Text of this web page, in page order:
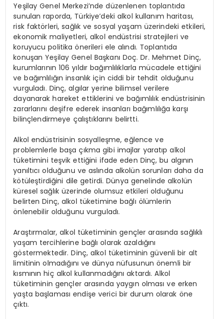
Yeşilay Genel Merkezi’nde düzenlenen toplantıda
sunulan raporda, Türkiye’deki alkol kullanım haritası,
risk faktörleri, sağlık ve sosyal yaşam üzerindeki etkileri,
ekonomik maliyetleri, alkol endüstrisi stratejileri ve
koruyucu politika önerileri ele alındı. Toplantıda
konuşan Yeşilay Genel Başkanı Doç. Dr. Mehmet Dinç,
kurumlarının 106 yıldır bağımlılıklarla mücadele ettiğini
ve bağımlılığın insanlık için ciddi bir tehdit olduğunu
vurguladı. Dinç, algılar yerine bilimsel verilere
dayanarak hareket ettiklerini ve bağımlılık endüstrisinin
zararlarını deşifre ederek insanları bağımlılığa karşı
bilinçlendirmeye çalıştıklarını belirtti.
Alkol endüstrisinin sosyalleşme, eğlence ve
problemlerle başa çıkma gibi imajlar yaratıp alkol
tüketimini teşvik ettiğini ifade eden Dinç, bu algının
yanıltıcı olduğunu ve aslında alkolün sorunları daha da
kötüleştirdiğini dile getirdi. Dünya genelinde alkolün
küresel sağlık üzerinde olumsuz etkileri olduğunu
belirten Dinç, alkol tüketimine bağlı ölümlerin
önlenebilir olduğunu vurguladı.
Araştırmalar, alkol tüketiminin gençler arasında sağlıklı
yaşam tercihlerine bağlı olarak azaldığını
göstermektedir. Dinç, alkol tüketiminin güvenli bir alt
limitinin olmadığını ve dünya nüfusunun önemli bir
kısmının hiç alkol kullanmadığını aktardı. Alkol
tüketiminin gençler arasında yaygın olması ve erken
yaşta başlaması endişe verici bir durum olarak öne
çıktı.